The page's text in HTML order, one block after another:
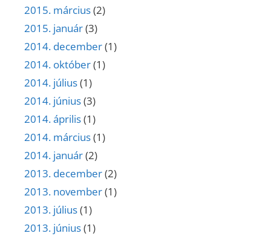
2015. március(2)
2015. január(3)
2014. december(1)
2014. október(1)
2014. július(1)
2014. június(3)
2014. április(1)
2014. március(1)
2014. január(2)
2013. december(2)
2013. november(1)
2013. július(1)
2013. június(1)